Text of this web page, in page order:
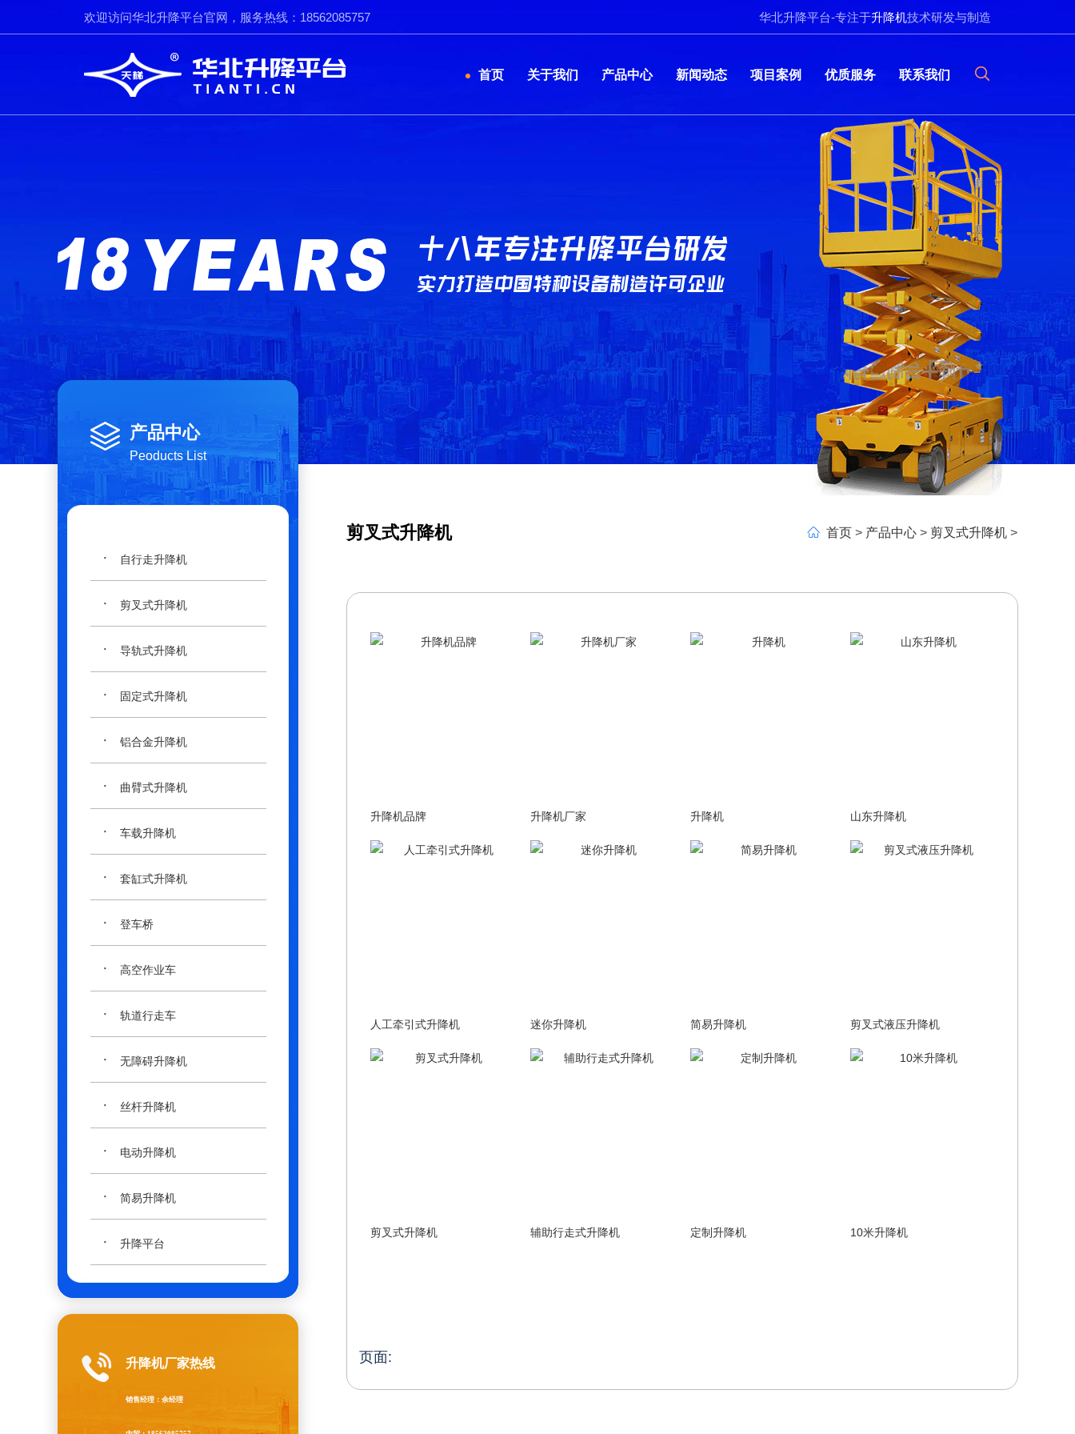
欢迎访问华北升降平台官网，服务热线：18562085757 华北升降平台-专注于升降机技术研发与制造
首页 关于我们 产品中心 新闻动态 项目案例 优质服务 联系我们
产品中心
Peoducts List
· 自行走升降机
· 剪叉式升降机
· 导轨式升降机
· 固定式升降机
· 铝合金升降机
· 曲臂式升降机
· 车载升降机
· 套缸式升降机
· 登车桥
· 高空作业车
· 轨道行走车
· 无障碍升降机
· 丝杆升降机
· 电动升降机
· 简易升降机
· 升降平台
升降机厂家热线
销售经理：余经理
剪叉式升降机 首页 > 产品中心 > 剪叉式升降机 >
升降机品牌 升降机厂家 升降机 山东升降机
人工牵引式升降机 迷你升降机 简易升降机 剪叉式液压升降机
剪叉式升降机 辅助行走式升降机 定制升降机 10米升降机
页面: